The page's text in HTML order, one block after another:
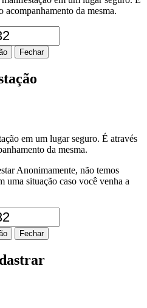
acompanhamento da mesma.
Fechar
em um lugar seguro. É através
da mesma.
Anonimamente, não temos
uma situação caso você venha a
Fechar